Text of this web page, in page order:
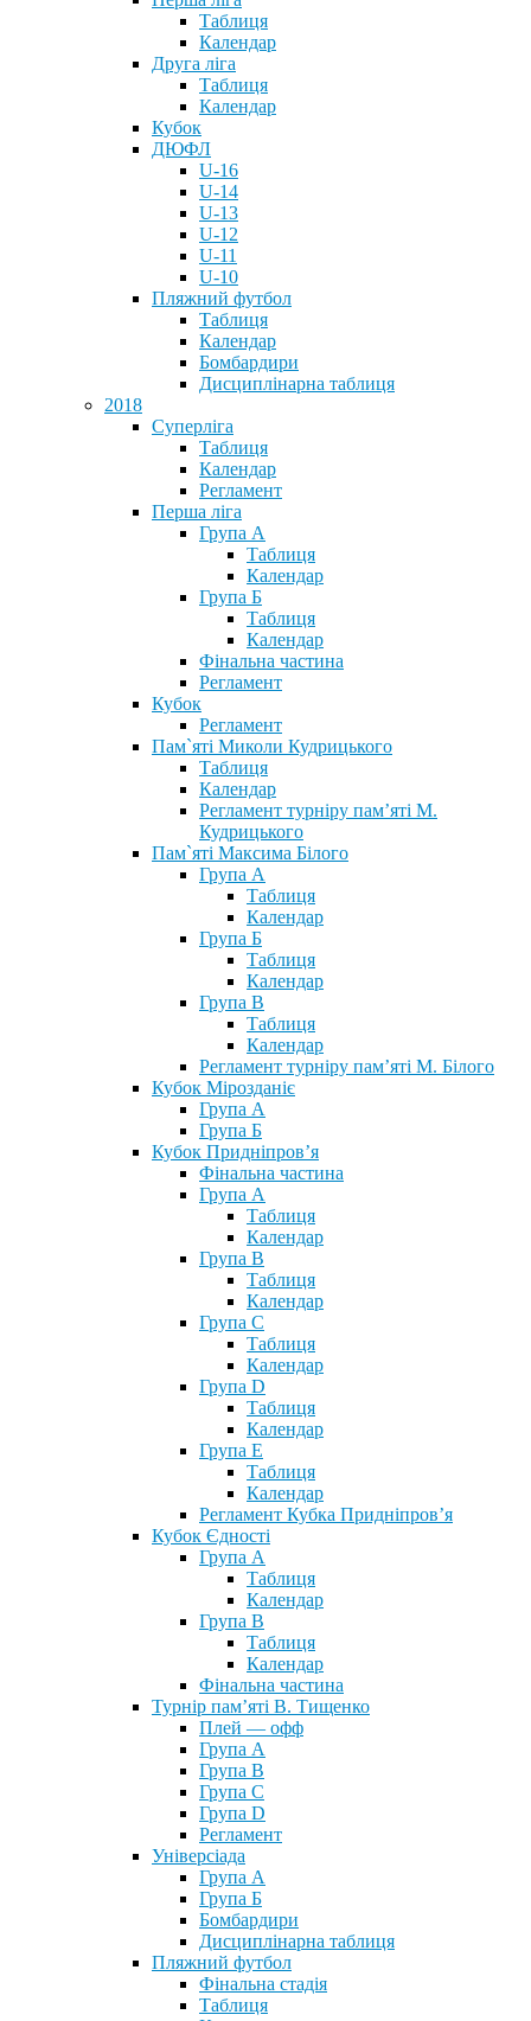
Таблиця
Календар
Друга ліга
Таблиця
Календар
Кубок
ДЮФЛ
U-16
U-14
U-13
U-12
U-11
U-10
Пляжний футбол
Таблиця
Календар
Бомбардири
Дисциплінарна таблиця
2018
Суперліга
Таблиця
Календар
Регламент
Перша ліга
Група А
Таблиця
Календар
Група Б
Таблиця
Календар
Фінальна частина
Регламент
Кубок
Регламент
Пам`яті Миколи Кудрицького
Таблиця
Календар
Регламент турніру пам’яті М.
Кудрицького
Пам`яті Максима Білого
Група А
Таблиця
Календар
Група Б
Таблиця
Календар
Група В
Таблиця
Календар
Регламент турніру пам’яті М. Білого
Кубок Мірозданіє
Група А
Група Б
Кубок Придніпров’я
Фінальна частина
Група А
Таблиця
Календар
Група В
Таблиця
Календар
Група С
Таблиця
Календар
Група D
Таблиця
Календар
Група Е
Таблиця
Календар
Регламент Кубка Придніпров’я
Кубок Єдності
Група А
Таблиця
Календар
Група В
Таблиця
Календар
Фінальна частина
Турнір пам’яті В. Тищенко
Плей — офф
Група А
Група B
Група С
Група D
Регламент
Універсіада
Група А
Група Б
Бомбардири
Дисциплінарна таблиця
Пляжний футбол
Фінальна стадія
Таблиця